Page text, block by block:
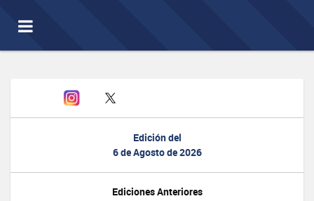
Toggle
navigation
Edición del
6 de Agosto de 2026
Ediciones Anteriores